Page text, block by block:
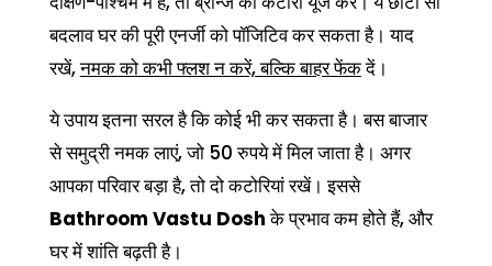
बदलाव घर की पूरी एनर्जी को पॉजिटिव कर सकता है। याद
रखें,नमक को कभी फ्लश न करें, बल्कि बाहर फेंकदें।
ये उपाय इतना सरल है कि कोई भी कर सकता है। बस बाजार
से समुद्री नमक लाएं, जो 50 रुपये में मिल जाता है। अगर
आपका परिवार बड़ा है, तो दो कटोरियां रखें। इससे
Bathroom Vastu Doshके प्रभाव कम होते हैं, और
घर में शांति बढ़ती है।